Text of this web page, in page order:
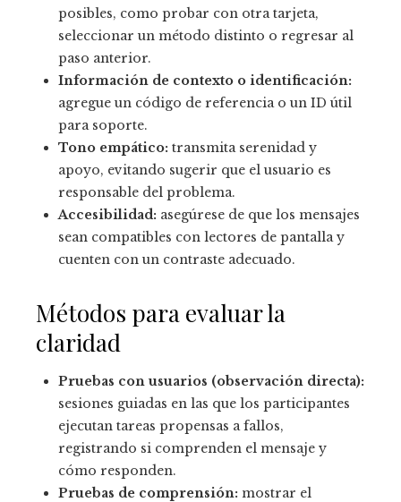
posibles, como probar con otra tarjeta,
seleccionar un método distinto o regresar al
paso anterior.
Información de contexto o identificación:
agregue un código de referencia o un ID útil
para soporte.
Tono empático: transmita serenidad y
apoyo, evitando sugerir que el usuario es
responsable del problema.
Accesibilidad: asegúrese de que los mensajes
sean compatibles con lectores de pantalla y
cuenten con un contraste adecuado.
Métodos para evaluar la
claridad
Pruebas con usuarios (observación directa):
sesiones guiadas en las que los participantes
ejecutan tareas propensas a fallos,
registrando si comprenden el mensaje y
cómo responden.
Pruebas de comprensión: mostrar el